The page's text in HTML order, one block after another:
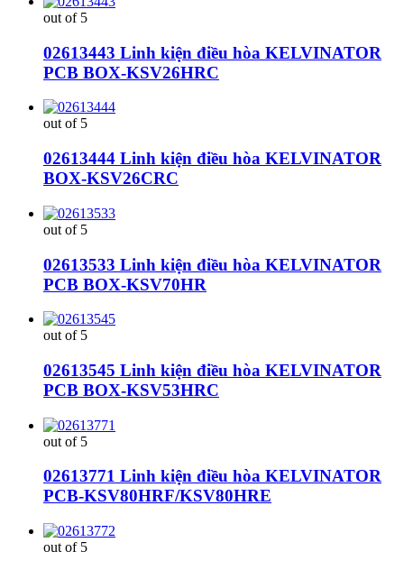
out of 5
02613443 Linh kiện điều hòa KELVINATOR
PCB BOX-KSV26HRC
out of 5
02613444 Linh kiện điều hòa KELVINATOR
BOX-KSV26CRC
out of 5
02613533 Linh kiện điều hòa KELVINATOR
PCB BOX-KSV70HR
out of 5
02613545 Linh kiện điều hòa KELVINATOR
PCB BOX-KSV53HRC
out of 5
02613771 Linh kiện điều hòa KELVINATOR
PCB-KSV80HRF/KSV80HRE
out of 5